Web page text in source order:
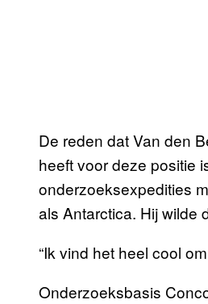
De reden dat Van den
heeft voor deze positie
onderzoeksexpedities
als Antarctica. Hij wilde
“Ik vind het heel cool
Onderzoeksbasis